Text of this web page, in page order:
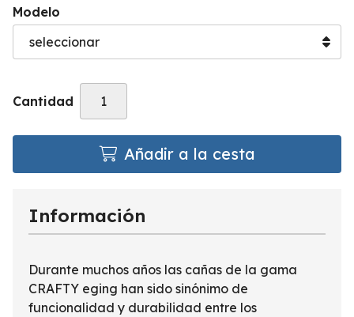
Modelo
Cantidad
Añadir a la cesta
Información
Durante muchos años las cañas de la gama
CRAFTY eging han sido sinónimo de
funcionalidad y durabilidad entre los